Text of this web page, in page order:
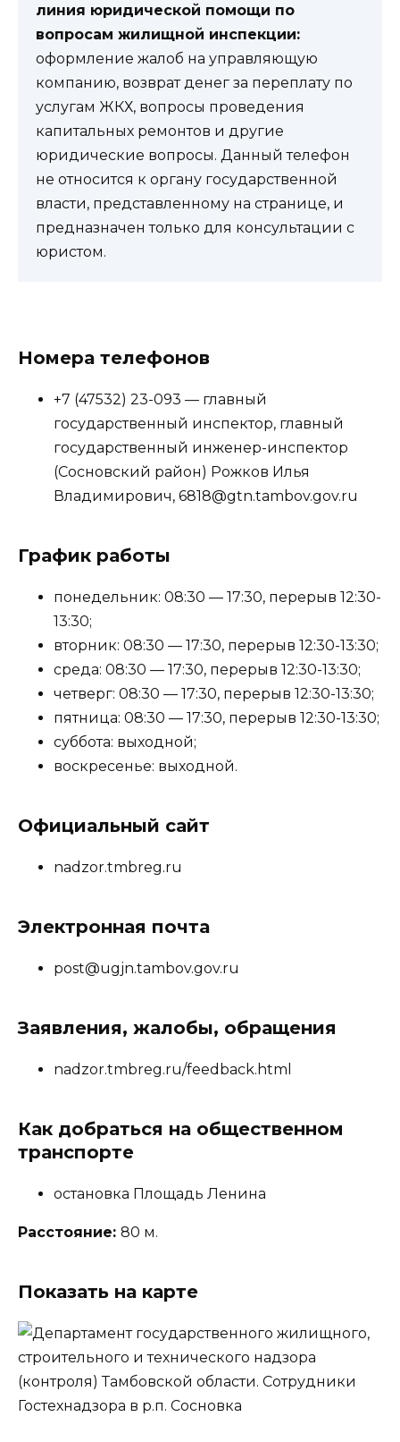
линия юридической помощи по
вопросам жилищной инспекции:
оформление жалоб на управляющую
компанию, возврат денег за переплату по
услугам ЖКХ, вопросы проведения
капитальных ремонтов и другие
юридические вопросы. Данный телефон
не относится к органу государственной
власти, представленному на странице, и
предназначен только для консультации с
юристом.
Номера телефонов
+7 (47532) 23-093 — главный
государственный инспектор, главный
государственный инженер-инспектор
(Сосновский район) Рожков Илья
Владимирович, 6818@gtn.tambov.gov.ru
График работы
понедельник: 08:30 — 17:30, перерыв 12:30-
13:30;
вторник: 08:30 — 17:30, перерыв 12:30-13:30;
среда: 08:30 — 17:30, перерыв 12:30-13:30;
четверг: 08:30 — 17:30, перерыв 12:30-13:30;
пятница: 08:30 — 17:30, перерыв 12:30-13:30;
суббота: выходной;
воскресенье: выходной.
Официальный сайт
nadzor.tmbreg.ru
Электронная почта
post@ugjn.tambov.gov.ru
Заявления, жалобы, обращения
nadzor.tmbreg.ru/feedback.html
Как добраться на общественном
транспорте
остановка Площадь Ленина
Расстояние: 80 м.
Показать на карте